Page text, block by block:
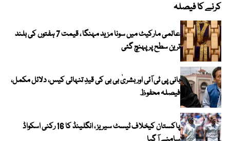
کرنے کا فیصلہ
عالمی مارکیٹ میں سونا مزید مہنگا ، قیمت 7 ہفتوں کی بلند
ترین سطح پر پہنچ گئی
بانی پی ٹی آئی اور بشریٰ بی بی کی قیدِ تنہائی کیس، دلائل مکمل،
فیصلہ محفوظ
پاکستان کیخلاف ٹیسٹ سیریز ، انگلینڈ کا 16 رکنی اسکواڈ